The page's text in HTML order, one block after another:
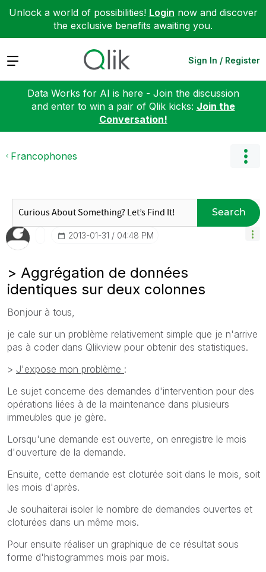
Unlock a world of possibilities! Login now and discover
the exclusive benefits awaiting you.
Expand Sign In / Register
Data Works for AI is here - Join the discussion
and enter to win a pair of Qlik kicks: Join the
Conversation!
Francophones
Search
‎2013-01-31 04:48 PM
> Aggrégation de données
identiques sur deux colonnes
Bonjour à tous,
je cale sur un problème relativement simple que je n'arrive
pas à coder dans Qlikview pour obtenir des statistiques.
> J'expose mon problème :
Le sujet concerne des demandes d'intervention pour des
opérations liées à de la maintenance dans plusieurs
immeubles que je gère.
Lorsqu'une demande est ouverte, on enregistre le mois
d'ouverture de la demande.
Ensuite, cette demande est cloturée soit dans le mois, soit
les mois d'après.
Je souhaiterai isoler le nombre de demandes ouvertes et
cloturées dans un même mois.
Pour ensuite réaliser un graphique de ce résultat sous
forme d'histogrammes mois par mois.